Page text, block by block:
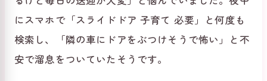
にスマホで「スライドドア 子育て 必要」と何度も
検索し、「隣の車にドアをぶつけそうで怖い」と不
安で溜息をついていたそうです。